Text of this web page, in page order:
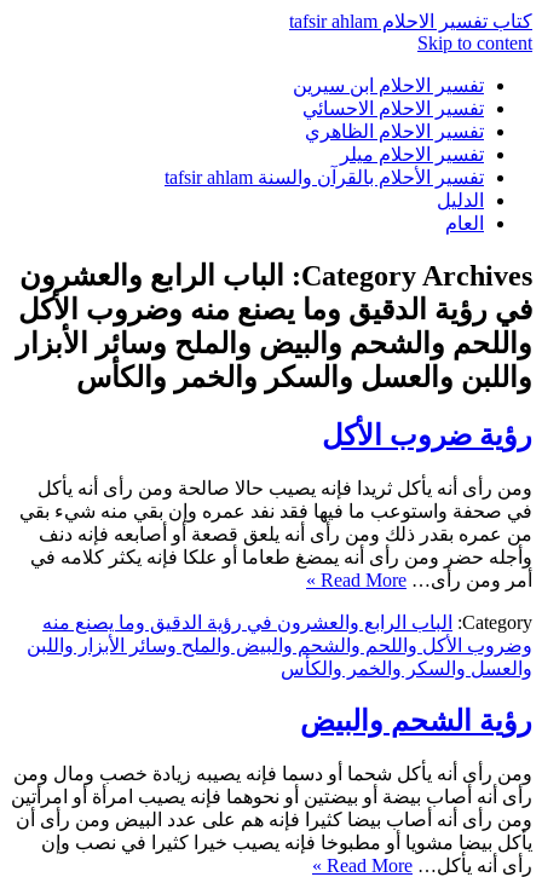
كتاب تفسير الاحلام tafsir ahlam
Skip to content
تفسير الاحلام ابن سيرين
تفسير الاحلام الاحسائي
تفسير الاحلام الظاهري
تفسير الاحلام ميلر
تفسير الأحلام بالقرآن والسنة tafsir ahlam
الدليل
العام
Category Archives:
الباب الرابع والعشرون
في رؤية الدقيق وما يصنع منه وضروب الأكل
واللحم والشحم والبيض والملح وسائر الأبزار
واللبن والعسل والسكر والخمر والكأس
رؤية ضروب الأكل
ومن رأى أنه يأكل ثريدا فإنه يصيب حالا صالحة ومن رأى أنه يأكل
في صحفة واستوعب ما فيها فقد نفد عمره وإن بقي منه شيء بقي
من عمره بقدر ذلك ومن رأى أنه يلعق قصعة أو أصابعه فإنه دنف
وأجله حضر ومن رأى أنه يمضغ طعاما أو علكا فإنه يكثر كلامه في
أمر ومن رأى… Read More »
Category:
الباب الرابع والعشرون في رؤية الدقيق وما يصنع منه
وضروب الأكل واللحم والشحم والبيض والملح وسائر الأبزار واللبن
والعسل والسكر والخمر والكأس
رؤية الشحم والبيض
ومن رأى أنه يأكل شحما أو دسما فإنه يصيبه زيادة خصب ومال ومن
رأى أنه أصاب بيضة أو بيضتين أو نحوهما فإنه يصيب امرأة أو امرأتين
ومن رأى أنه أصاب بيضا كثيرا فإنه هم على عدد البيض ومن رأى أن
يأكل بيضا مشويا أو مطبوخا فإنه يصيب خيرا كثيرا في نصب وإن
رأى أنه يأكل… Read More »